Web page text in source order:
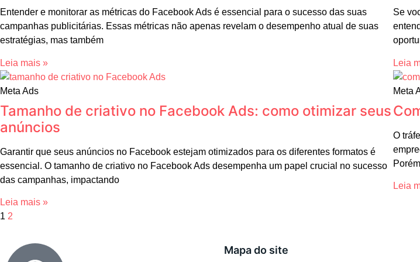
Entender e monitorar as métricas do Facebook Ads é essencial para o sucesso das suas
campanhas publicitárias. Essas métricas não apenas revelam o desempenho atual de suas
estratégias, mas também
Leia mais »
Se
Leia
Meta Ads
Tamanho de criativo no Facebook Ads: como otimizar seus
anúncios
Garantir que seus anúncios no Facebook estejam otimizados para os diferentes formatos é
essencial. O tamanho de criativo no Facebook Ads desempenha um papel crucial no sucesso
das campanhas, impactando
Leia mais »
Meta
O
Leia
1 2
Mapa do site